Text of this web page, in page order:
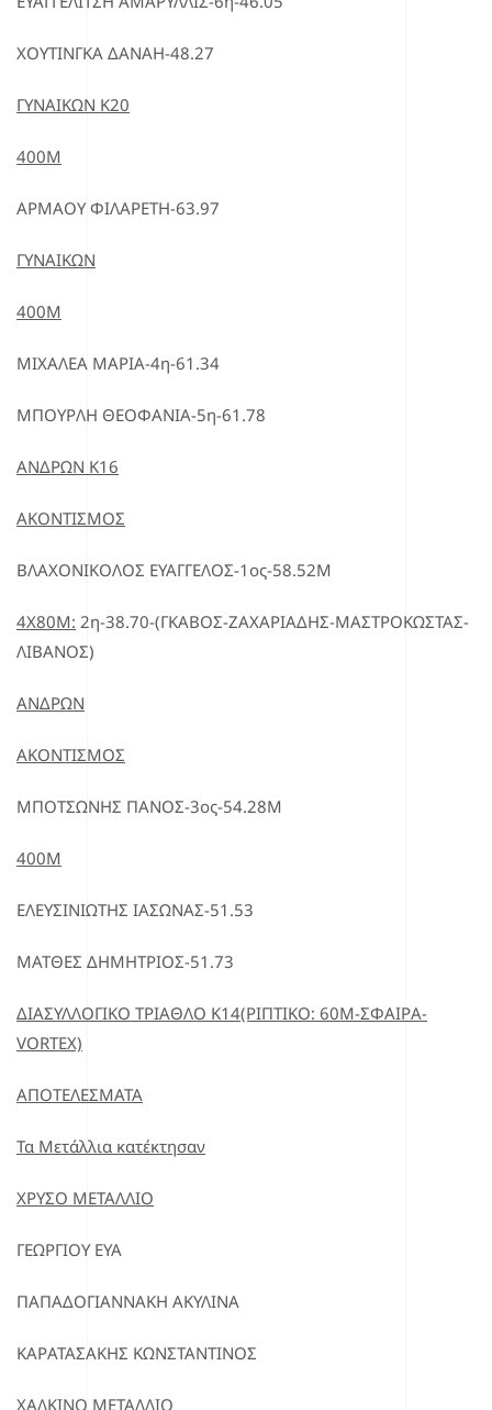
ΧΟΥΤΙΝΓΚΑ ΔΑΝΑΗ-48.27
ΓΥΝΑΙΚΩΝ Κ20
400Μ
ΑΡΜΑΟΥ ΦΙΛΑΡΕΤΗ-63.97
ΓΥΝΑΙΚΩΝ
400Μ
ΜΙΧΑΛΕΑ ΜΑΡΙΑ-4η-61.34
ΜΠΟΥΡΛΗ ΘΕΟΦΑΝΙΑ-5η-61.78
ΑΝΔΡΩΝ Κ16
ΑΚΟΝΤΙΣΜΟΣ
ΒΛΑΧΟΝΙΚΟΛΟΣ ΕΥΑΓΓΕΛΟΣ-1ος-58.52Μ
4Χ80Μ: 2η-38.70-(ΓΚΑΒΟΣ-ΖΑΧΑΡΙΑΔΗΣ-ΜΑΣΤΡΟΚΩΣΤΑΣ-
ΛΙΒΑΝΟΣ)
ΑΝΔΡΩΝ
ΑΚΟΝΤΙΣΜΟΣ
ΜΠΟΤΣΩΝΗΣ ΠΑΝΟΣ-3ος-54.28Μ
400Μ
ΕΛΕΥΣΙΝΙΩΤΗΣ ΙΑΣΩΝΑΣ-51.53
ΜΑΤΘΕΣ ΔΗΜΗΤΡΙΟΣ-51.73
ΔΙΑΣΥΛΛΟΓΙΚΟ ΤΡΙΑΘΛΟ Κ14(ΡΙΠΤΙΚΟ: 60Μ-ΣΦΑΙΡΑ-
VORTEX)
ΑΠΟΤΕΛΕΣΜΑΤΑ
Τα Μετάλλια κατέκτησαν
ΧΡΥΣΟ ΜΕΤΑΛΛΙΟ
ΓΕΩΡΓΙΟΥ ΕΥΑ
ΠΑΠΑΔΟΓΙΑΝΝΑΚΗ ΑΚΥΛΙΝΑ
ΚΑΡΑΤΑΣΑΚΗΣ ΚΩΝΣΤΑΝΤΙΝΟΣ
ΧΑΛΚΙΝΟ ΜΕΤΑΛΛΙΟ